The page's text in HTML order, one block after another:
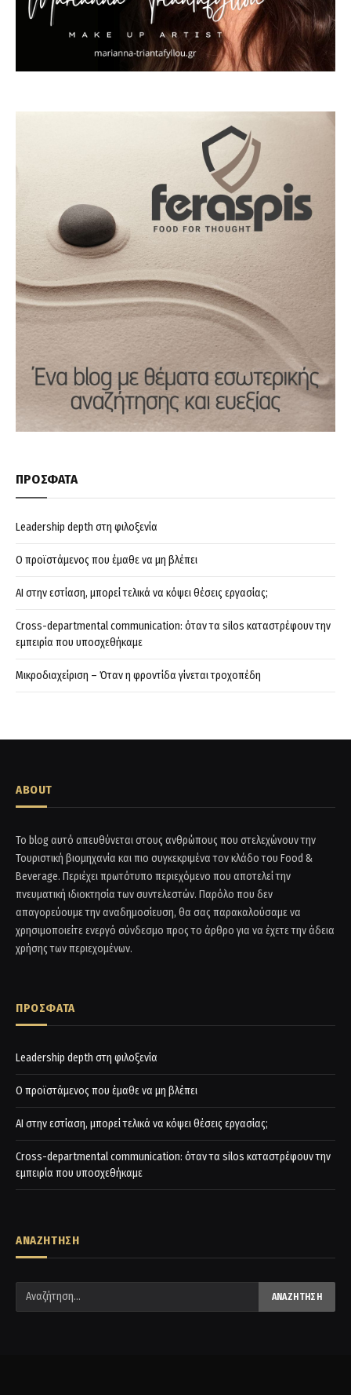
ΠΡΟΣΦΑΤΑ
Leadership depth στη φιλοξενία
Ο προϊστάμενος που έμαθε να μη βλέπει
AI στην εστίαση, μπορεί τελικά να κόψει θέσεις εργασίας;
Cross-departmental communication: όταν τα silos καταστρέφουν την
εμπειρία που υποσχεθήκαμε
Μικροδιαχείριση – Όταν η φροντίδα γίνεται τροχοπέδη
ABOUT
Το blog αυτό απευθύνεται στους ανθρώπους που στελεχώνουν την
Τουριστική βιομηχανία και πιο συγκεκριμένα τον κλάδο του Food &
Beverage. Περιέχει πρωτότυπο περιεχόμενο που αποτελεί την
πνευματική ιδιοκτησία των συντελεστών. Παρόλο που δεν
απαγορεύουμε την αναδημοσίευση, θα σας παρακαλούσαμε να
χρησιμοποιείτε ενεργό σύνδεσμο προς το άρθρο για να έχετε την άδεια
χρήσης των περιεχομένων.
ΠΡΟΣΦΑΤΑ
Leadership depth στη φιλοξενία
Ο προϊστάμενος που έμαθε να μη βλέπει
AI στην εστίαση, μπορεί τελικά να κόψει θέσεις εργασίας;
Cross-departmental communication: όταν τα silos καταστρέφουν την
εμπειρία που υποσχεθήκαμε
ΑΝΑΖΗΤΗΣΗ